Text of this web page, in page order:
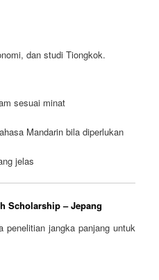
dan studi Tiongkok.
sesuai minat
Mandarin bila diperlukan
jelas
Scholarship – Jepang
penelitian jangka panjang untuk